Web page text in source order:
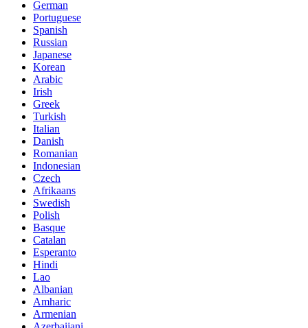
German
Portuguese
Spanish
Russian
Japanese
Korean
Arabic
Irish
Greek
Turkish
Italian
Danish
Romanian
Indonesian
Czech
Afrikaans
Swedish
Polish
Basque
Catalan
Esperanto
Hindi
Lao
Albanian
Amharic
Armenian